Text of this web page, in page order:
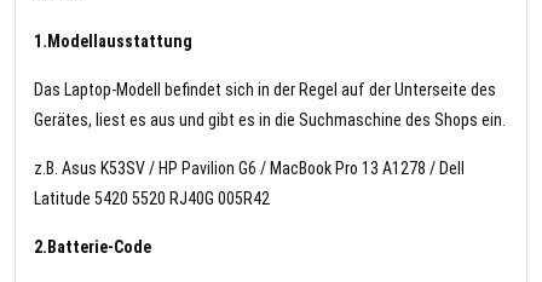
1.Modellausstattung
Das Laptop-Modell befindet sich in der Regel auf der Unterseite des
Gerätes, liest es aus und gibt es in die Suchmaschine des Shops ein.
z.B. Asus K53SV / HP Pavilion G6 / MacBook Pro 13 A1278 / Dell
Latitude 5420 5520 RJ40G 005R42
2.Batterie-Code